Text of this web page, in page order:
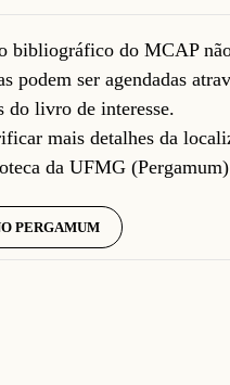
bibliográfico do MCAP
podem ser agendadas
do livro de interesse.
mais detalhes da
da UFMG (Pergamum)
PERGAMUM